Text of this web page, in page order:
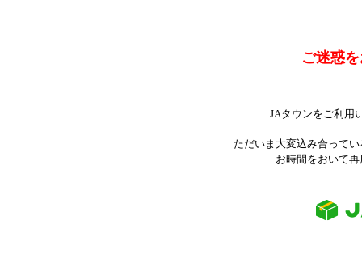
ご迷惑
JAタウンをご利用
ただいま大変込み合って
お時間をおいて